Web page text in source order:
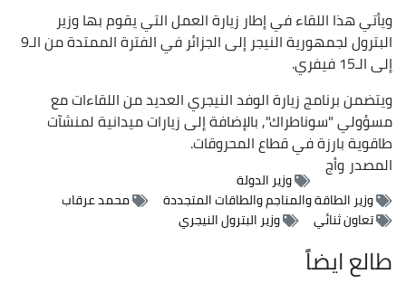
ويأتي هذا اللقاء في إطار زيارة العمل التي يقوم بها وزير
البترول لجمهورية النيجر إلى الجزائر في الفترة الممتدة من الـ9
إلى الـ15 فيفري.
ويتضمن برنامج زيارة الوفد النيجري العديد من اللقاءات مع
مسؤولي "سوناطراك", بالإضافة إلى زيارات ميدانية لمنشآت
طاقوية بارزة في قطاع المحروقات.
المصدروأج
وزير الدولة
وزير الطاقة والمناجم والطاقات المتجددة
محمد عرقاب
تعاون ثنائي
وزير البترول النيجري
طالع ايضاً